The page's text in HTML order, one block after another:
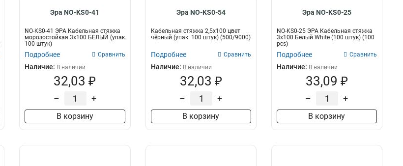
Эра NO-KS0-41
NO-KS0-41 ЭРА Кабельная стяжка
морозостойкая 3x100 БЕЛЫЙ (упак.
100 штук)
Подробнее Сравнить
Наличие: В наличии
32,03 ₽
– +
В корзину
Эра NO-KS0-54
Кабельная стяжка 2,5х100 цвет
чёрный (упак. 100 штук) (500/9000)
Подробнее Сравнить
Наличие: В наличии
32,03 ₽
– +
В корзину
Эра NO-KS0-25
NO-KS0-25 ЭРА Кабельная стяжка
3х100 Белый White (100 штук) (100
pcs)
Подробнее Сравнить
Наличие: В наличии
33,09 ₽
– +
В корзину